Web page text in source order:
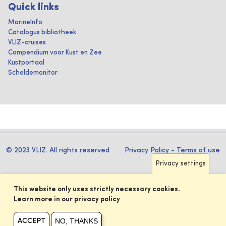
Quick links
MarineInfo
Catalogus bibliotheek
VLIZ-cruises
Compendium voor Kust en Zee
Kustportaal
Scheldemonitor
© 2023 VLIZ. All rights reserved Privacy Policy - Terms of use
Privacy settings
This website only uses strictly necessary cookies.
Learn more in our privacy policy
ACCEPT NO, THANKS